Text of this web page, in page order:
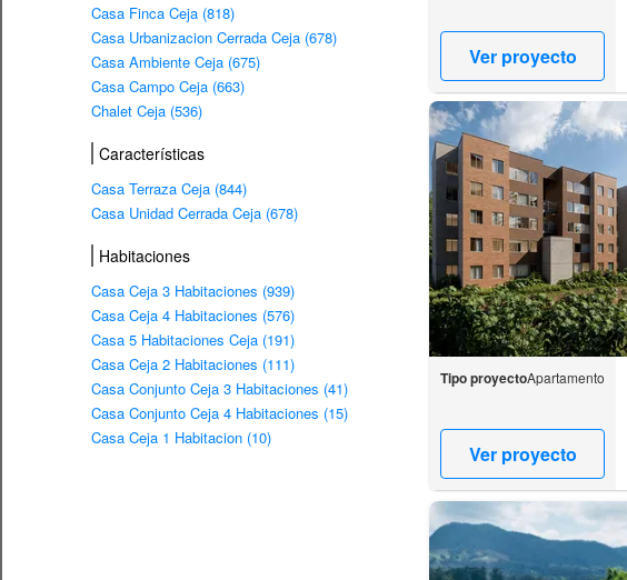
Casa Finca Ceja (818)
Casa Urbanizacion Cerrada Ceja (678)
Casa Ambiente Ceja (675)
Casa Campo Ceja (663)
Chalet Ceja (536)
Características
Casa Terraza Ceja (844)
Casa Unidad Cerrada Ceja (678)
Habitaciones
Casa Ceja 3 Habitaciones (939)
Casa Ceja 4 Habitaciones (576)
Casa 5 Habitaciones Ceja (191)
Casa Ceja 2 Habitaciones (111)
Casa Conjunto Ceja 3 Habitaciones (41)
Casa Conjunto Ceja 4 Habitaciones (15)
Casa Ceja 1 Habitacion (10)
Ver proyecto
Tipo proyectoApartamento
Ver proyecto